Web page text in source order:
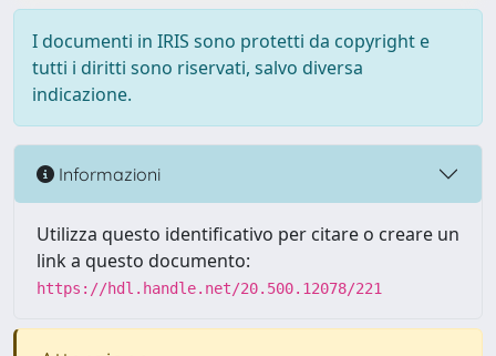
I documenti in IRIS sono protetti da copyright e
tutti i diritti sono riservati, salvo diversa
indicazione.
Informazioni
Utilizza questo identificativo per citare o creare un
link a questo documento:
https://hdl.handle.net/20.500.12078/221